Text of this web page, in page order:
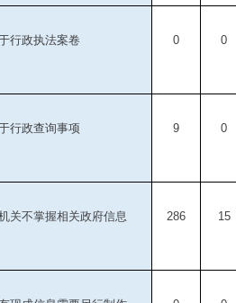
行政执法案卷 0 0
行政查询事项 9 0
关不掌握相关政府信息 286 15